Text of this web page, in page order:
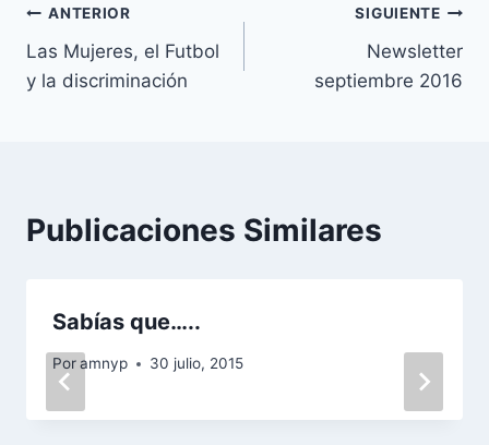
Navegación
de
ANTERIOR
Las Mujeres, el Futbol
y la discriminación
SIGUIENTE
Newsletter
septiembre 2016
Publicaciones Similares
Sabías que…..
Poramnyp 30 julio, 2015